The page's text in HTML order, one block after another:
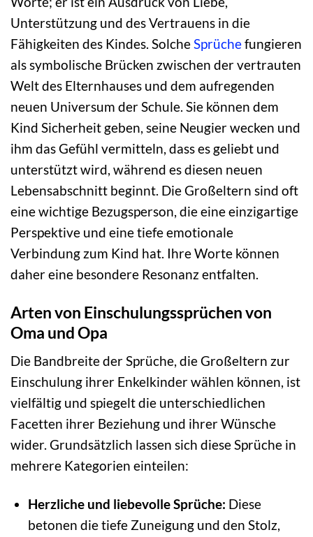
Unterstützung und des Vertrauens in die
Fähigkeiten des Kindes. Solche Sprüchefungieren
als symbolische Brücken zwischen der vertrauten
Welt des Elternhauses und dem aufregenden
neuen Universum der Schule. Sie können dem
Kind Sicherheit geben, seine Neugier wecken und
ihm das Gefühl vermitteln, dass es geliebt und
unterstützt wird, während es diesen neuen
Lebensabschnitt beginnt. Die Großeltern sind oft
eine wichtige Bezugsperson, die eine einzigartige
Perspektive und eine tiefe emotionale
Verbindung zum Kind hat. Ihre Worte können
daher eine besondere Resonanz entfalten.
Arten von Einschulungssprüchen von
Oma und Opa
Die Bandbreite der Sprüche, die Großeltern zur
Einschulung ihrer Enkelkinder wählen können, ist
vielfältig und spiegelt die unterschiedlichen
Facetten ihrer Beziehung und ihrer Wünsche
wider. Grundsätzlich lassen sich diese Sprüche in
mehrere Kategorien einteilen:
Herzliche und liebevolle Sprüche: Diese
betonen die tiefe Zuneigung und den Stolz,